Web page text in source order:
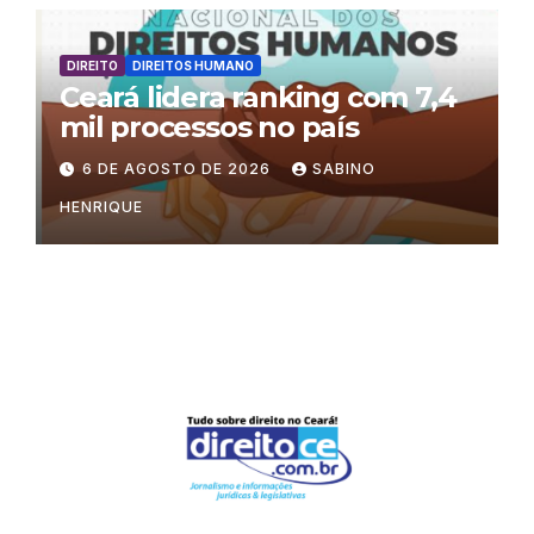
DIREITO DIREITOS HUMANO
Ceará lidera ranking com 7,4
mil processos no país
6 DE AGOSTO DE 2026 SABINO
HENRIQUE